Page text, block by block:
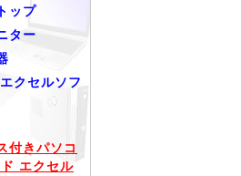
ップ
ター
クセルソフ
付きパソコ
エクセル